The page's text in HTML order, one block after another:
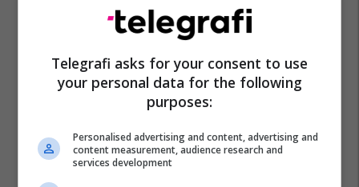
Telegrafi asks for your consent to use
your personal data for the following
purposes:
Personalised advertising and content, advertising and
content measurement, audience research and
services development